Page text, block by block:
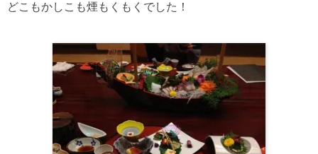
どこもかしこも煙もくもくでした！